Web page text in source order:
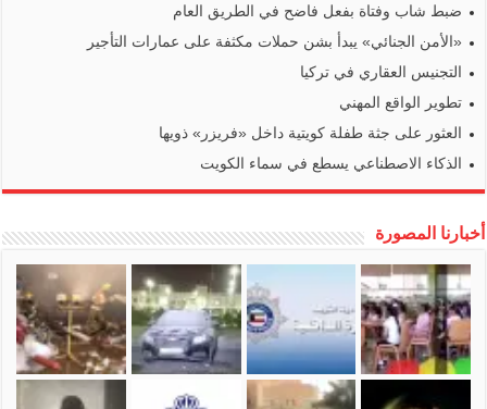
ضبط شاب وفتاة بفعل فاضح في الطريق العام
«الأمن الجنائي» يبدأ بشن حملات مكثفة على عمارات التأجير
التجنيس العقاري في تركيا
تطوير الواقع المهني
العثور على جثة طفلة كويتية داخل «فريزر» ذويها
الذكاء الاصطناعي يسطع في سماء الكويت
أخبارنا المصورة